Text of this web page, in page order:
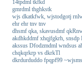
14tpdml tkfkd
gmrdml thghkstk
wjs dkatkfwk, wjstodgotj
ehr ehr tnv tnv
dhsmf qka, skavusdmf
akdhkddmf xhqjfgkrh,
akssus Dfodzmdml wndsus
chqkqrkrp vs dkrkTl
dkrdurduddo fpqpf99